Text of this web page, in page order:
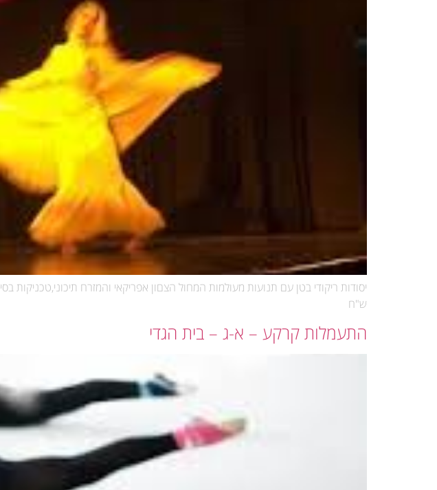
ש"ח
התעמלות קרקע – א-ג – בית הגדי